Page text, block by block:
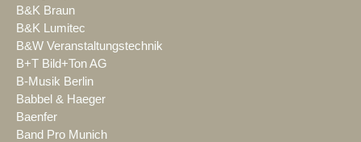
B&K Braun
B&K Lumitec
B&W Veranstaltungstechnik
B+T Bild+Ton AG
B-Musik Berlin
Babbel & Haeger
Baenfer
Band Pro Munich